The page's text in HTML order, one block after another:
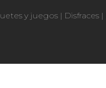
y juegos | Disfraces |